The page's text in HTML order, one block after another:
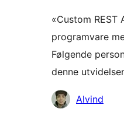
«Custom REST
programvare
Følgende
denne
Bidragsytere
Alvind